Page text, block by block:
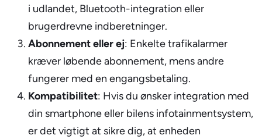
i udlandet, Bluetooth-integration eller
brugerdrevne indberetninger.
Abonnement eller ej: Enkelte trafikalarmer
kræver løbende abonnement, mens andre
fungerer med en engangsbetaling.
Kompatibilitet: Hvis du ønsker integration med
din smartphone eller bilens infotainmentsystem,
er det vigtigt at sikre dig, at enheden